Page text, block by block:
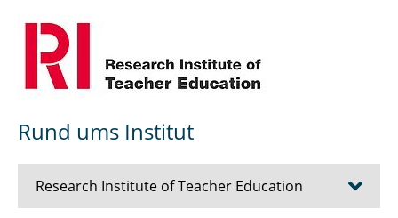
Rund ums Institut
Research Institute of Teacher Education